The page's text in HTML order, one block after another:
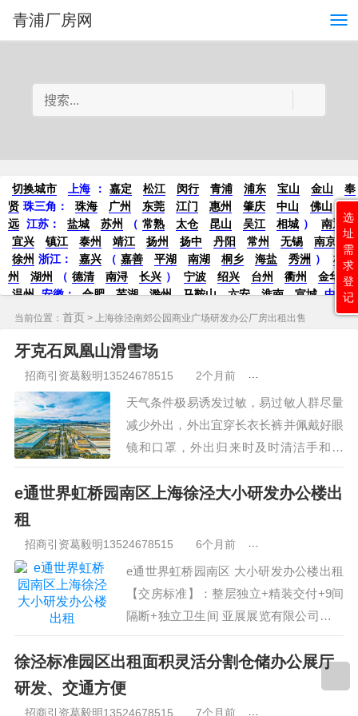
青浦厂房网
切换城市 上海 ： 嘉定 松江 闵行 青浦 浦东 宝山 金山
奉
贤 珠三角： 珠海 广州 东莞 江门 惠州 肇庆 中山 佛山
远 江苏 ： 盐城 苏州 （ 常熟 太仓 昆山 吴江 相城 ）
南通
宜兴
镇江 泰州 靖江 扬州 扬中 丹阳 常州 无锡
南京
徐州 浙江： 嘉兴 （ 嘉善 平湖 南湖 桐乡 海盐 秀洲 ）
杭
州
湖州 （ 德清 南浔 长兴 ） 宁波 绍兴 台州 衢州
金华
温州 安徽： 合肥 芜湖 滁州 马鞍山 六安 淮南 宣城 中
部：
南昌 郑州 洛阳 新密 武汉 宜昌 襄阳 重庆
德
安
香河 大厂 永清 三河
威海
烟台 青岛 福建： 福州 漳州 泉州 龙岩
南宁
华北： 沈阳 大连 海外园区： 印尼 泰国 越南
柬埔寨
马来西亚
新加坡 墨西哥 荷兰 美国 地产商： 灯塔瓴科
中南
高科
华夏幸福 联东U谷 万洋 均和 平谦迈高 咨询热线： 400-
0123-021
当前位置： 首页 > 上海徐泾南郊公园商业广场研发办公厂房出租出售
牙克石凤凰山滑雪场
招商引资葛毅明13524678515 2个月前
天气条件极易诱发过敏，易过敏人群尽量
减少外出，外出宜穿长衣长裤并佩戴好眼
镜和口罩，外出归来时及时清洁手和口
鼻。 属中等强度紫外线辐射天气，外出
时建议涂擦SPF高于15、PA+ 的防晒护肤
于牙克石市东南郊，距市区16公…
e通世界虹桥园南区上海徐泾大小研发办公楼出
租
招商引资葛毅明13524678515 6个月前
e通世界虹桥园南区 大小研发办公楼出租
【交房标准】：整层独立+精装交付+9间
隔断+独立卫生间 亚展展览有限公司、亿
虎网络科技有限公司、百伟投资有限公
司、浦梭特（上海）网络系统有限公司 e
徐泾标准园区出租面积灵活分割仓储办公展厅
研发、交通方便
招商引资葛毅明13524678515 7个月前
选
址
需
求
登
记